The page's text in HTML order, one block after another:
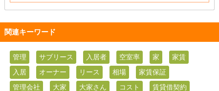
関連キーワード
管理 サブリース 入居者 空室率 家
家賃
入居
オーナー リース 相場
家賃保証
管理会社
大家 大家さん コスト
賃貸借契約